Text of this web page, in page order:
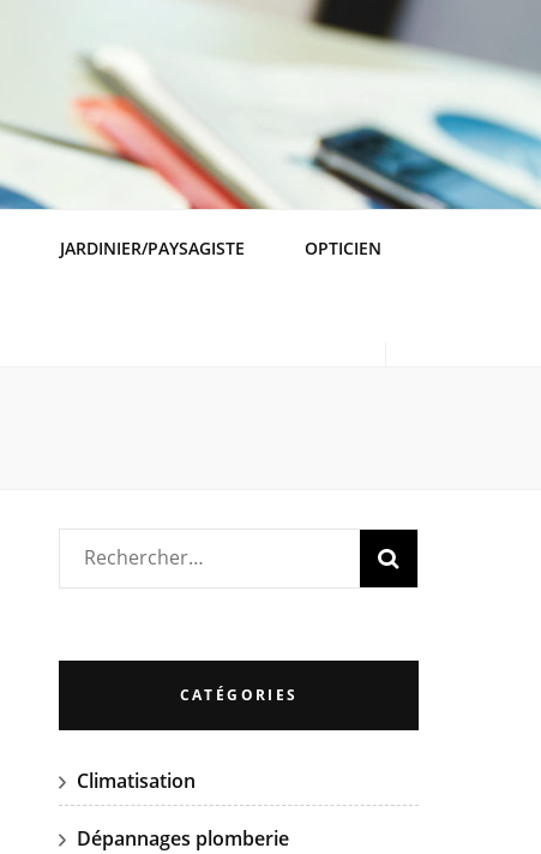
JARDINIER/PAYSAGISTE
OPTICIEN
Rechercher :
CATÉGORIES
Climatisation
Dépannages plomberie